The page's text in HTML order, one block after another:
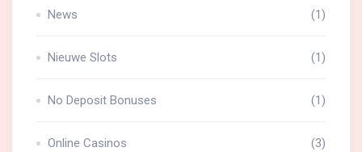
News (1)
Nieuwe Slots (1)
No Deposit Bonuses (1)
Online Casinos (3)